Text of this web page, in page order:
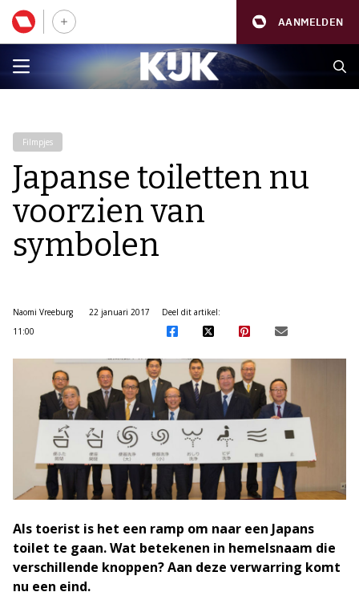
AANMELDEN
Filmpjes
Japanse toiletten nu
voorzien van
symbolen
Naomi Vreeburg
22 januari 2017
11:00
Deel dit artikel:
Als toerist is het een ramp om naar een Japans
toilet te gaan. Wat betekenen in hemelsnaam die
verschillende knoppen? Aan deze verwarring komt
nu een eind.